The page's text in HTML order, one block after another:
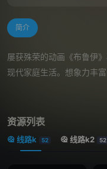
简介
屡获殊荣的动画《布鲁伊
现代家庭生活。想象力丰
资源列表
线路k 52 线路k2 52